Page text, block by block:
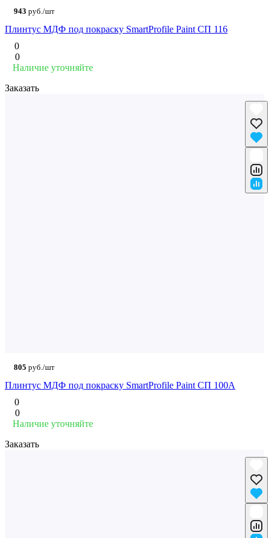
943 руб./шт
Плинтус МДФ под покраску SmartProfile Paint СП 116
0
0
Наличие уточняйте
Заказать
805 руб./шт
Плинтус МДФ под покраску SmartProfile Paint СП 100A
0
0
Наличие уточняйте
Заказать